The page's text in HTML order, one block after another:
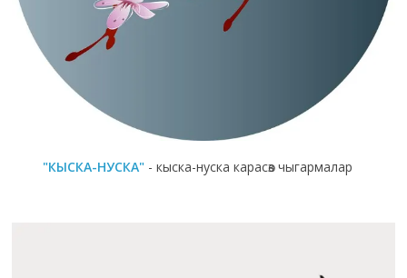
"КЫСКА-НУСКА" - кыска-нуска карасөз чыгармалар